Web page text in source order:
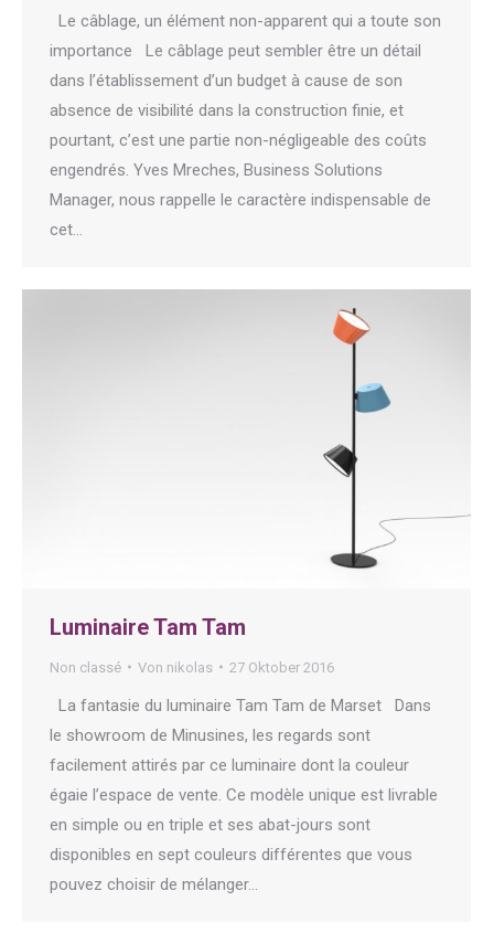
Le câblage, un élément non-apparent qui a toute son
importance Le câblage peut sembler être un détail
dans l’établissement d’un budget à cause de son
absence de visibilité dans la construction finie, et
pourtant, c’est une partie non-négligeable des coûts
engendrés. Yves Mreches, Business Solutions
Manager, nous rappelle le caractère indispensable de
cet…
Luminaire Tam Tam
Non classé Von nikolas 27 Oktober 2016
La fantasie du luminaire Tam Tam de Marset Dans
le showroom de Minusines, les regards sont
facilement attirés par ce luminaire dont la couleur
égaie l’espace de vente. Ce modèle unique est livrable
en simple ou en triple et ses abat-jours sont
disponibles en sept couleurs différentes que vous
pouvez choisir de mélanger…